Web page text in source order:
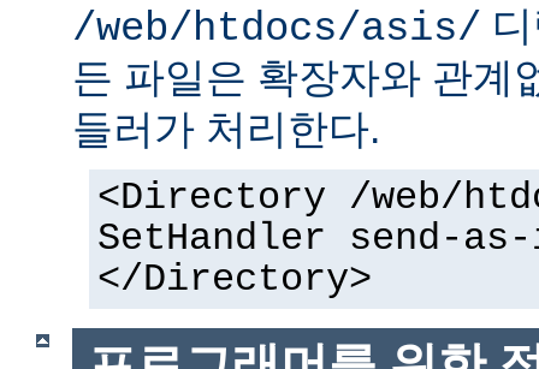
/web/htdocs/asis/
든 파일은 확장자와 관계
들러가 처리한다.
<Directory /web/
SetHandler send-
</Directory>